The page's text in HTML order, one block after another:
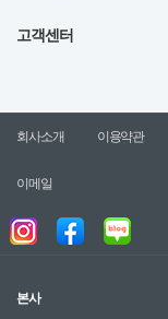
고객센터
회사소개 이용약관
이메일
본사